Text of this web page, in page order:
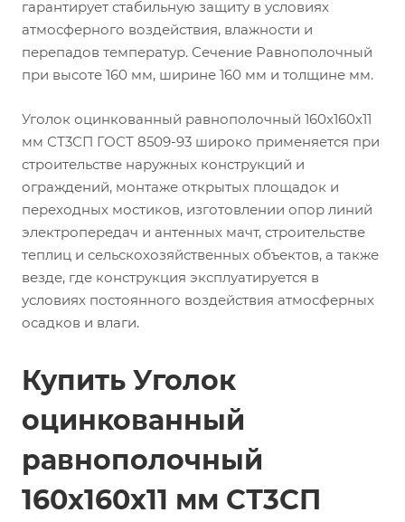
гарантирует стабильную защиту в условиях
атмосферного воздействия, влажности и
перепадов температур. Сечение Равнополочный
при высоте 160 мм, ширине 160 мм и толщине мм.
Уголок оцинкованный равнополочный 160х160х11
мм СТ3СП ГОСТ 8509-93 широко применяется при
строительстве наружных конструкций и
ограждений, монтаже открытых площадок и
переходных мостиков, изготовлении опор линий
электропередач и антенных мачт, строительстве
теплиц и сельскохозяйственных объектов, а также
везде, где конструкция эксплуатируется в
условиях постоянного воздействия атмосферных
осадков и влаги.
Купить Уголок
оцинкованный
равнополочный
160х160х11 мм СТ3СП